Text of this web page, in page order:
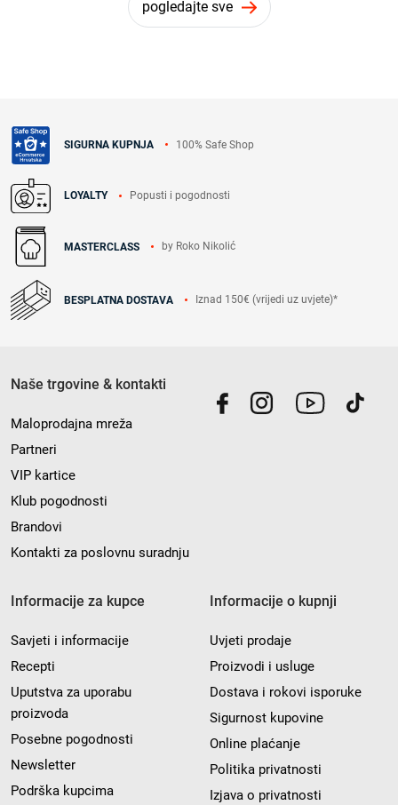
pogledajte sve
SIGURNA KUPNJA 100% Safe Shop
LOYALTY Popusti i pogodnosti
MASTERCLASS by Roko Nikolić
BESPLATNA DOSTAVA Iznad 150€ (vrijedi uz uvjete)*
Naše trgovine & kontakti
Maloprodajna mreža
Partneri
VIP kartice
Klub pogodnosti
Brandovi
Kontakti za poslovnu suradnju
Informacije za kupce
Savjeti i informacije
Recepti
Uputstva za uporabu
proizvoda
Posebne pogodnosti
Newsletter
Podrška kupcima
Informacije o kupnji
Uvjeti prodaje
Proizvodi i usluge
Dostava i rokovi isporuke
Sigurnost kupovine
Online plaćanje
Politika privatnosti
Izjava o privatnosti